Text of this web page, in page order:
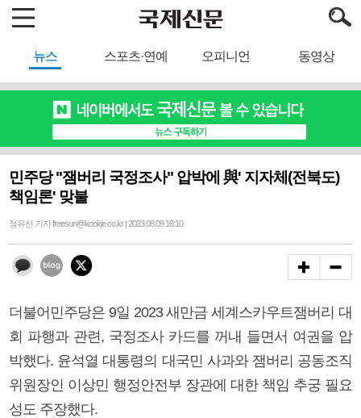
뉴스 스포츠·연예 오피니언 동영상
민주당 "잼버리 국정조사" 압박에 與' 지자체(전북도)
책임론' 맞불
정유선 기자 freesun@kookje.co.kr | 2023.08.09 16:10
더불어민주당은 9일 2023 새만금 세계스카우트잼버리 대
회 파행과 관련, 국정조사 카드를 꺼내 들면서 여권을 압
박했다. 윤석열 대통령의 대국민 사과와 잼버리 공동조직
위원장인 이상민 행정안전부 장관에 대한 책임 추궁 필요
성도 주장했다.